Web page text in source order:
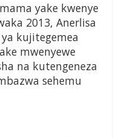
yake kwenye
2013, Anerlisa
kujitegemea
mwenyewe
na kutengeneza
sehemu